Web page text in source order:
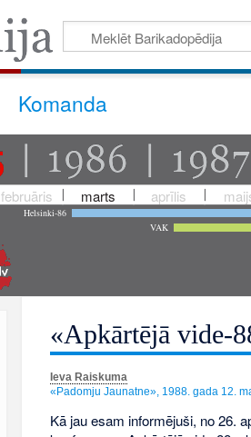
Komanda
februāris marts aprīlis
Helsinki-86
VAK
«Apkārtējā vide-
Ieva Raiskuma
«Padomju Jaunatne», 1988. gada 12.
Kā jau esam informējuši, no 26.